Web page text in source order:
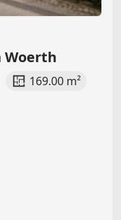
Woerth
169.00 m²